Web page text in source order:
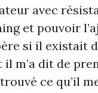
avec
et pouvoir
si il existait
m’a dit de
ce qu’il